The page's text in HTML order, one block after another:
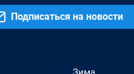
Подписаться на новости